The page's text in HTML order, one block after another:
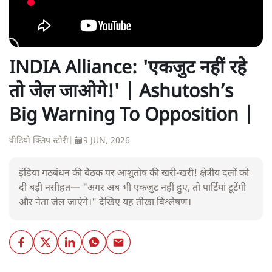
INDIA Alliance: 'एकजुट नहीं रहे
तो जेल जाओगे!' | Ashutosh’s
Big Warning To Opposition |
वीडियो क्लिप स्टोरी 9 JUN, 2026
इंडिया गठबंधन की बैठक पर आशुतोष की खरी-खरी! क्षेत्रीय दलों को
दी बड़ी नसीहत— "अगर अब भी एकजुट नहीं हुए, तो पार्टियां टूटेंगी
और नेता जेल जाएंगे।" देखिए यह तीखा विश्लेषण।